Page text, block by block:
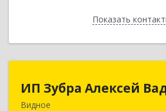
ПоказатьНазад
ИП Зубра Алексей
Видное
ИП Зубра